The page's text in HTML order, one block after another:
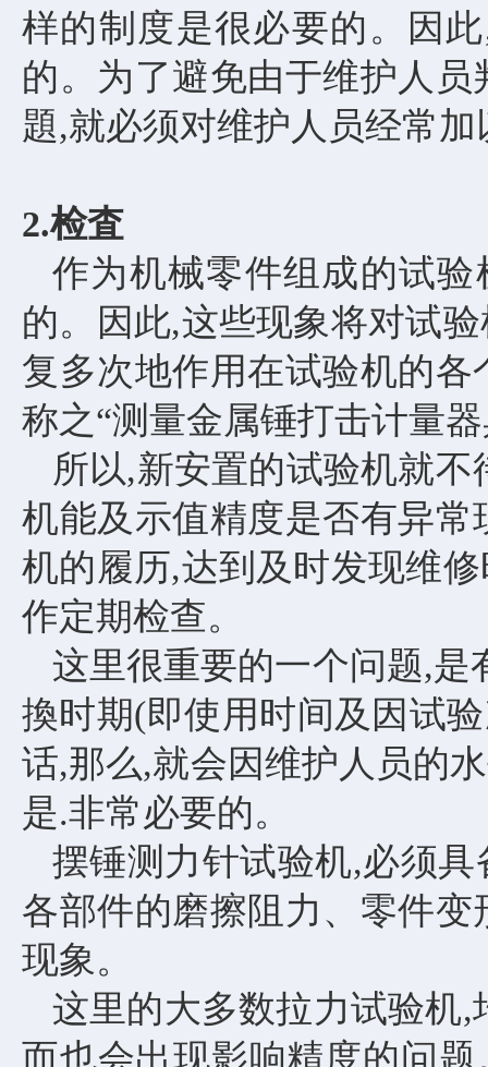
样的制度是很必要的。因
的。为了避免由于维护人
題,就必须对维护人员经常
2.检査
作为机械零件组成的试验
的。因此,这些现象将对试
复多次地作用在试验机的
称之“测量金属锤打击计量
所以,新安置的试验机就
机能及示值精度是否有异
机的履历,达到及时发现维
作定期检查。
这里很重要的一个问题,是
換时期(即使用时间及因试
话,那么,就会因维护人员的
是.非常必要的。
摆锤测力针试验机,必须具
各部件的磨擦阻力、零件
现象。
这里的大多数拉力试验机,
而也会出现影响精度的问